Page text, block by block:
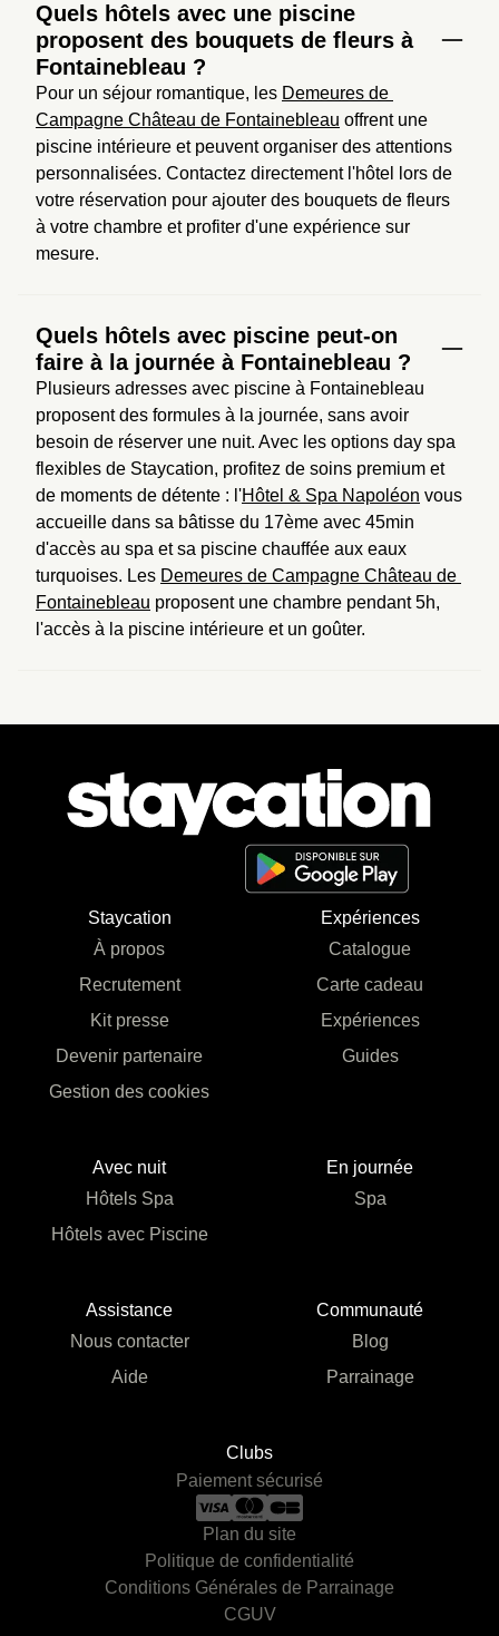
Quels hôtels avec une piscine
proposent des bouquets de fleurs à
Fontainebleau ?
Pour un séjour romantique, les Demeures de
Campagne Château de Fontainebleau offrent une
piscine intérieure et peuvent organiser des attentions
personnalisées. Contactez directement l'hôtel lors de
votre réservation pour ajouter des bouquets de fleurs
à votre chambre et profiter d'une expérience sur
mesure.
Quels hôtels avec piscine peut-on
faire à la journée à Fontainebleau ?
Plusieurs adresses avec piscine à Fontainebleau
proposent des formules à la journée, sans avoir
besoin de réserver une nuit. Avec les options day spa
flexibles de Staycation, profitez de soins premium et
de moments de détente : l'Hôtel & Spa Napoléon vous
accueille dans sa bâtisse du 17ème avec 45min
d'accès au spa et sa piscine chauffée aux eaux
turquoises. Les Demeures de Campagne Château de
Fontainebleau proposent une chambre pendant 5h,
l'accès à la piscine intérieure et un goûter.
Staycation
À propos
Recrutement
Kit presse
Devenir partenaire
Gestion des cookies
Expériences
Catalogue
Carte cadeau
Expériences
Guides
Avec nuit
Hôtels Spa
Hôtels avec Piscine
En journée
Spa
Assistance
Nous contacter
Aide
Communauté
Blog
Parrainage
Clubs
Paiement sécurisé
Plan du site
Politique de confidentialité
Conditions Générales de Parrainage
CGUV